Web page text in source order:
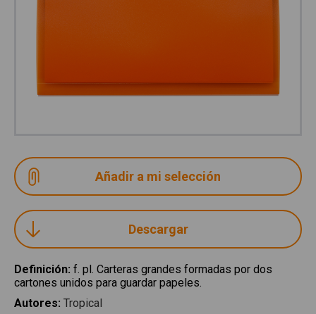
Descargar
Definición: f. pl. Carteras grandes formadas por dos
cartones unidos para guardar papeles.
Autores: Tropical